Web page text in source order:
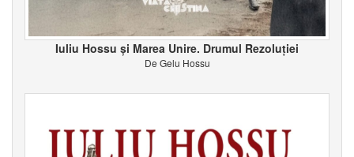
Iuliu Hossu și Marea Unire. Drumul Rezoluției
De Gelu Hossu